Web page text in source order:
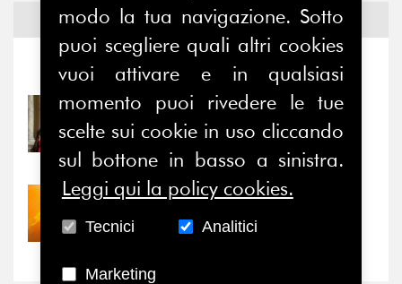
Notizie edEventi
Notizie - Eventi
31/07/2026
Prima della pausa estiva,
il valore di...
30/07/2026
Nove anni dopo la
modo la tua navigazione. Sotto
puoi scegliere quali altri cookies
vuoi attivare e in qualsiasi
momento puoi rivedere le tue
scelte sui cookie in uso cliccando
sul bottone in basso a sinistra.
Leggi qui la policy cookies.
Tecnici Analitici
Marketing